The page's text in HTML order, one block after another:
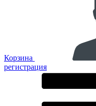
Корзина
регистрация